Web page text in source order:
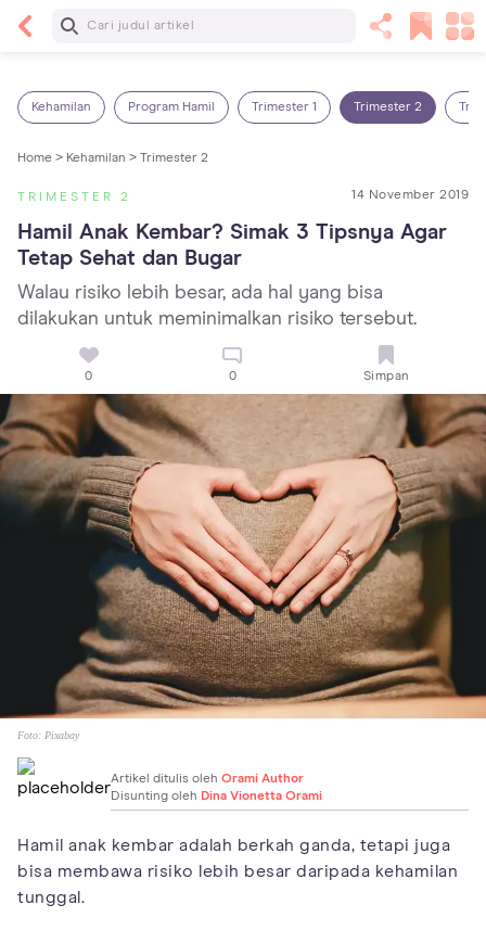
Baca Selanjutnya
Kehamilan Program Hamil Trimester 1 Trimester 2
Home > Kehamilan > Trimester 2
TRIMESTER 2 14 November 2019
Hamil Anak Kembar? Simak 3 Tipsnya Agar
Tetap Sehat dan Bugar
Walau risiko lebih besar, ada hal yang bisa
dilakukan untuk meminimalkan risiko tersebut.
0 0 Simpan
Foto: Pixabay
Artikel ditulis oleh Orami Author
Disunting oleh Dina Vionetta Orami
Hamil anak kembar adalah berkah ganda, tetapi juga
bisa membawa risiko lebih besar daripada kehamilan
tunggal.